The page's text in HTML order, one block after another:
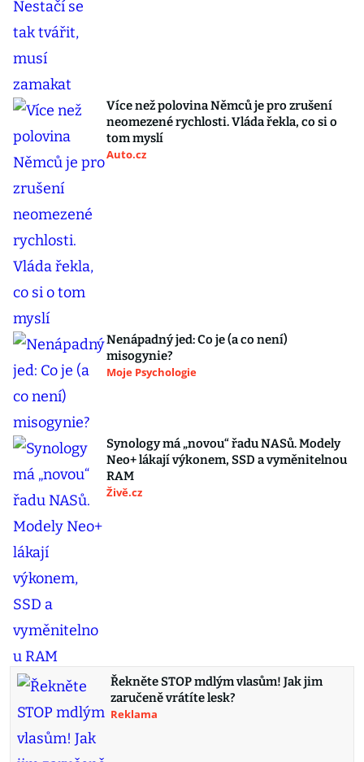
Více než polovina Němců je pro zrušení
neomezené rychlosti. Vláda řekla, co si o
tom myslí
Auto.cz
Nenápadný jed: Co je (a co není)
misogynie?
Moje Psychologie
Synology má „novou“ řadu NASů. Modely
Neo+ lákají výkonem, SSD a vyměnitelnou
RAM
Živě.cz
Řekněte STOP mdlým vlasům! Jak jim
zaručeně vrátíte lesk?
Reklama